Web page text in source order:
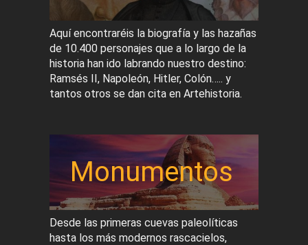
Aquí encontraréis la biografía y las hazañas
de 10.400 personajes que a lo largo de la
historia han ido labrando nuestro destino:
Ramsés II, Napoleón, Hitler, Colón….. y
tantos otros se dan cita en Artehistoria.
Monumentos
Desde las primeras cuevas paleolíticas
hasta los más modernos rascacielos,